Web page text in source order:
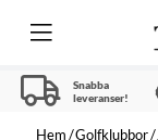
Snabba
leveranser!
Hem Golfklubbor